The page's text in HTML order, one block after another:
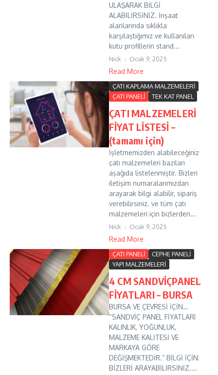
ULAŞARAK BİLGİ
ALABİLİRSİNİZ. İnşaat
alanlarında sıklıkla
karşılaştığımız ve kullanılan
kutu profillerin stand...
Nick Ocak 9, 2025
Read More
ÇATI KAPLAMA MALZEMELERİ
ÇATI PANELİ
TEK KAT PANEL
ÇATI MALZEMELERİ
FİYAT LİSTESİ –
(tamamı için)
İşletmemizden alabileceğiniz
çatı malzemeleri bazıları
aşağıda listelenmiştir. Bizleri
iletişim numaralarımızdan
arayarak bilgi alabilir, sipariş
verebilirsiniz. ve tüm çatı
malzemeleri için bizlerden...
Nick Ocak 9, 2025
Read More
ÇATI PANELİ
CEPHE PANELİ
YAPI MALZEMELERİ
4 CM SANDVİÇPANEL
FİYATLARI – BURSA
BURSA VE ÇEVRESİ İÇİN…
“SANDVİÇ PANEL FİYATLARI
KALINLIK, YOĞUNLUK,
MALZEME KALİTESİ VE
MARKAYA GÖRE
DEĞİŞMEKTEDİR.” BİLGİ İÇİN:
BİZLERİ ARAYABİLİRSİNİZ....